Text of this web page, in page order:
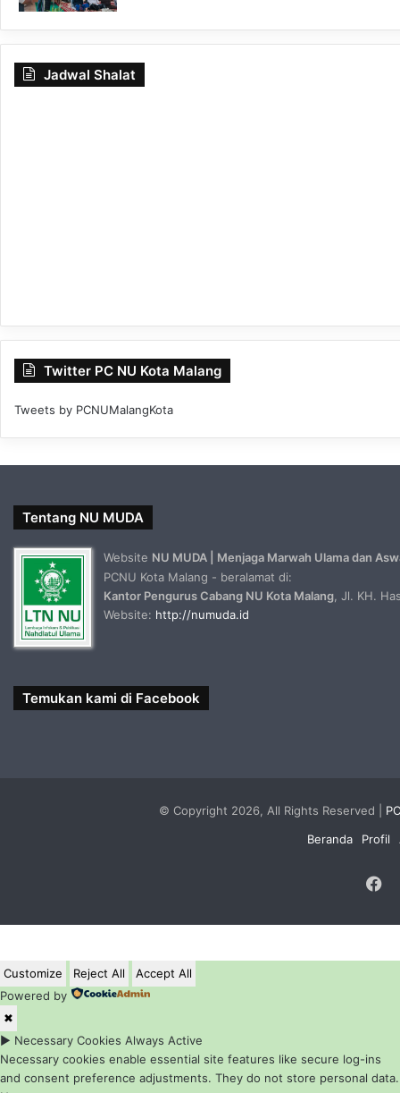
Jadwal Shalat
Twitter PC NU Kota Malang
Tweets by PCNUMalangKota
Tentang NU MUDA
Website NU MUDA | Menjaga Marwah Ulama dan
PCNU Kota Malang - beralamat di:
Kantor Pengurus Cabang NU Kota Malang, Jl. KH.
Website: http://numuda.id
Temukan kami di Facebook
© Copyright 2026, All Rights Reserved |
Beranda
Profil
Customize Reject All
Accept All
Powered by
✖
► Necessary Cookies Always Active
Necessary cookies enable essential site features like secure log-ins
and consent preference adjustments. They do not store personal data.